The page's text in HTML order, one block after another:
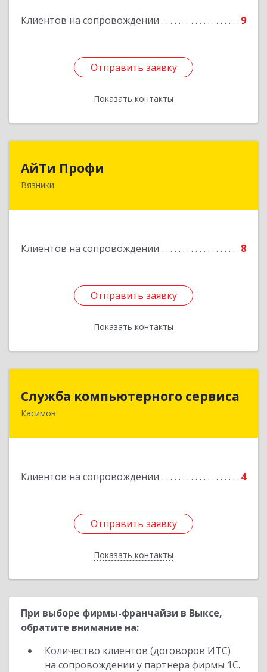
Клиентов на сопровождении 9
Отправить заявку
Показать контакты
Отправить заявку
Назад
АйТи Профи
Вязники
Клиентов на сопровождении 8
Отправить заявку
Показать контакты
Отправить заявку
Назад
Служба компьютерного сервиса
Касимов
Клиентов на сопровождении 4
Отправить заявку
Показать контакты
Служба компьютерного сервиса
391300, Рязанская обл., г.Касимов, ул.Советская
Отправить заявку
Назад
При выборе фирмы-франчайзи в Выксе,
обратите внимание на:
Количество клиентов (договоров ИТС)
на сопровождении у партнера фирмы 1С.